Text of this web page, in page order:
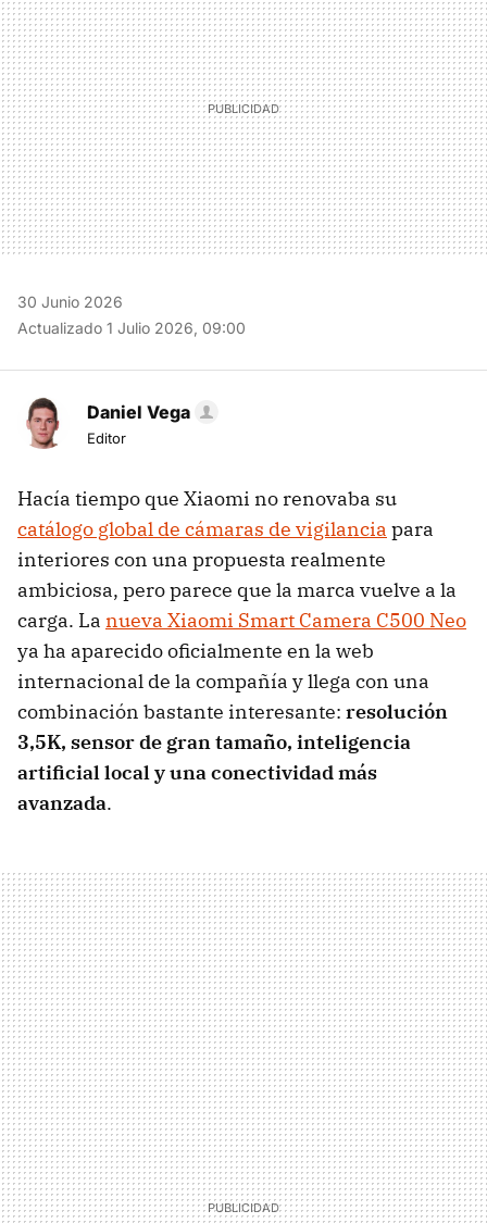
30 Junio 2026
Actualizado 1 Julio 2026, 09:00
Daniel Vega
Editor
Hacía tiempo que Xiaomi no renovaba su
catálogo global de cámaras de vigilancia para
interiores con una propuesta realmente
ambiciosa, pero parece que la marca vuelve a la
carga. La nueva Xiaomi Smart Camera C500 Neo
ya ha aparecido oficialmente en la web
internacional de la compañía y llega con una
combinación bastante interesante: resolución
3,5K, sensor de gran tamaño, inteligencia
artificial local y una conectividad más
avanzada.